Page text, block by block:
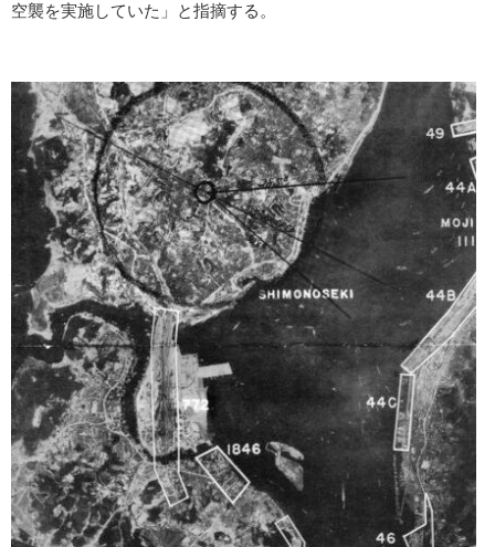
空襲を実施していた」と指摘する。